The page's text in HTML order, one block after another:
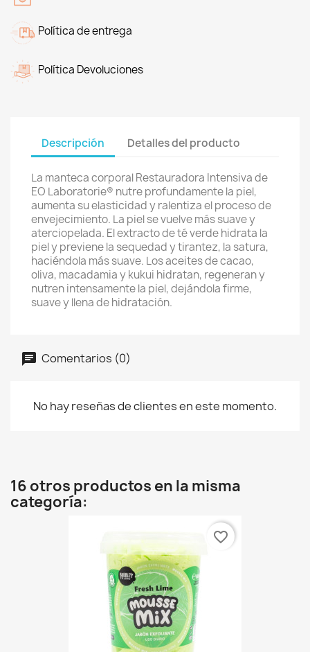
Política de entrega
Política Devoluciones
Descripción Detalles del producto
La manteca corporal Restauradora Intensiva de
EO Laboratorie® nutre profundamente la piel,
aumenta su elasticidad y ralentiza el proceso de
envejecimiento. La piel se vuelve más suave y
aterciopelada. El extracto de té verde hidrata la
piel y previene la sequedad y tirantez, la satura,
haciéndola más suave. Los aceites de cacao,
oliva, macadamia y kukui hidratan, regeneran y
nutren intensamente la piel, dejándola firme,
suave y llena de hidratación.
Comentarios (0)
No hay reseñas de clientes en este momento.
16 otros productos en la misma
categoría:
favorite_border